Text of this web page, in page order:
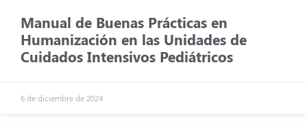
Manual de Buenas Prácticas en
Humanización en las Unidades de
Cuidados Intensivos Pediátricos
6 de diciembre de 2024